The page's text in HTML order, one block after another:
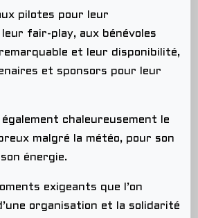
pilotes pour leur
fair-play, aux bénévoles
et leur disponibilité,
et sponsors pour leur
chaleureusement le
malgré la météo, pour son
énergie.
exigeants que l’on
organisation et la solidarité